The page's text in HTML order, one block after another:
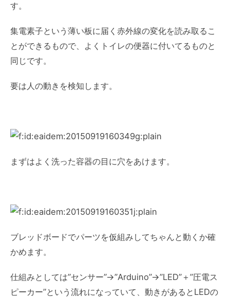
す。
集電素子という薄い板に届く赤外線の変化を読み取るこ
とができるもので、よくトイレの便器に付いてるものと
同じです。
要は人の動きを検知します。
まずはよく洗った容器の目に穴をあけます。
ブレッドボードでパーツを仮組みしてちゃんと動くか確
かめます。
仕組みとしては”センサー”→”Arduino”→”LED”＋”圧電ス
ピーカー”という流れになっていて、動きがあるとLEDの